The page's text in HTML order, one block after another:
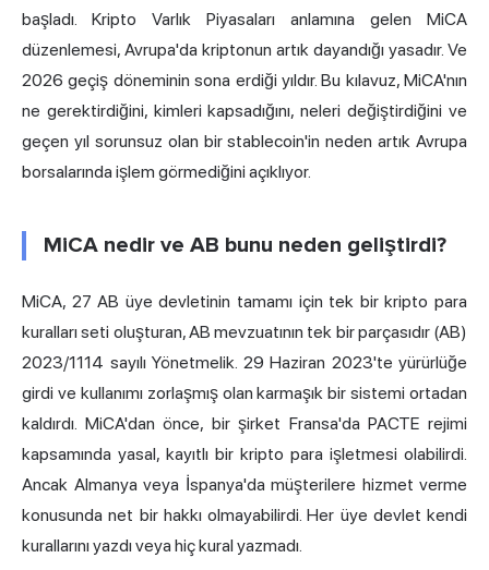
başladı. Kripto Varlık Piyasaları anlamına gelen MiCA
düzenlemesi, Avrupa'da kriptonun artık dayandığı yasadır. Ve
2026 geçiş döneminin sona erdiği yıldır. Bu kılavuz, MiCA'nın
ne gerektirdiğini, kimleri kapsadığını, neleri değiştirdiğini ve
geçen yıl sorunsuz olan birstablecoin'in neden artık Avrupa
borsalarında işlem görmediğini açıklıyor.
MiCA nedir ve AB bunu neden geliştirdi?
MiCA, 27 AB üye devletinin tamamı için tek bir kripto para
kuralları seti oluşturan, AB mevzuatının tek bir parçasıdır (AB)
2023/1114 sayılı Yönetmelik. 29 Haziran 2023'te yürürlüğe
girdi ve kullanımı zorlaşmış olan karmaşık bir sistemi ortadan
kaldırdı. MiCA'dan önce, bir şirket Fransa'da PACTE rejimi
kapsamında yasal, kayıtlı bir kripto para işletmesi olabilirdi.
Ancak Almanya veya İspanya'da müşterilere hizmet verme
konusunda net bir hakkı olmayabilirdi. Her üye devlet kendi
kurallarını yazdı veya hiç kural yazmadı.